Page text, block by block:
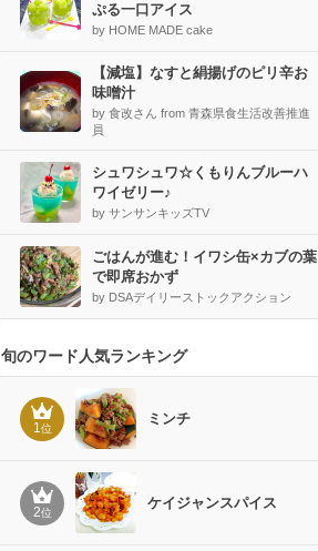
ぷる一口アイス
by HOME MADE cake
【減塩】なすと絹揚げのピリ辛お
味噌汁
by 食改さん from 青森県食生活改善推進
員
シュワシュワ☆くもりんブルーハ
ワイゼリー♪
by サンサンキッズTV
ごはんが進む！イワシ缶×カブの葉
で即席おかず
by DSAデイリーストックアクション
旬のワード人気ランキング
1位
ミンチ
2位
ケイジャンスパイス